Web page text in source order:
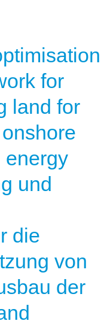
for
land for
energy
und
die
von
der